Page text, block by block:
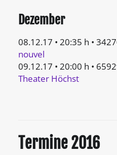
Dezember
08.12.17 • 20:35 h •
nouvel
09.12.17 • 20:00 h •
Theater Höchst
Termine 2016